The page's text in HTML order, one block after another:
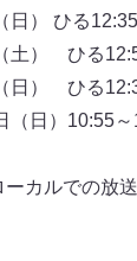
日） ひる
土） ひる
日） ひる
（日）10:55
カルでの放